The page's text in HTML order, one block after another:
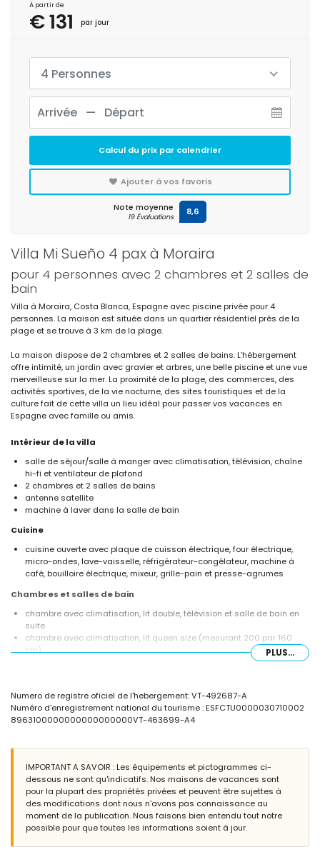
Villa Mi Sueño 4 pax à Moraira
pour 4 personnes avec 2 chambres et 2 salles de
bain
Villa à Moraira, Costa Blanca, Espagne avec piscine privée pour 4
personnes. La maison est située dans un quartier résidentiel près de la
plage et se trouve à 3 km de la plage.
La maison dispose de 2 chambres et 2 salles de bains. L'hébergement
offre intimité, un jardin avec gravier et arbres, une belle piscine et une vue
merveilleuse sur la mer. La proximité de la plage, des commerces, des
activités sportives, de la vie nocturne, des sites touristiques et de la
culture fait de cette villa un lieu idéal pour passer vos vacances en
Espagne avec famille ou amis.
Intérieur de la villa
salle de séjour/salle à manger avec climatisation, télévision, chaîne
hi-fi et ventilateur de plafond
2 chambres et 2 salles de bains
antenne satellite
machine à laver dans la salle de bain
Cuisine
cuisine ouverte avec plaque de cuisson électrique, four électrique,
micro-ondes, lave-vaisselle, réfrigérateur-congélateur, machine à
café, bouilloire électrique, mixeur, grille-pain et presse-agrumes
Chambres et salles de bain
chambre avec climatisation, lit double, télévision et salle de bain en
suite
chambre avec climatisation, lit queen size (mesurant 200 par 160
cm)
salle de bain en suite avec lavabo simple, douche, toilette et sèche-
Extérieur de la villa
terrain clôturé
jardin avec gravier, arbres, et mobilier de jardin avec transats
2 terrasses
barbecue
coin salon extérieur et coin repas extérieur
espace de stationnement privé couvert et 2 espaces de
stationnement privés
Informations complémentaires
PLUS...
Numero de registre oficiel de l'hebergement: VT-492687-A
Numéro d'enregistrement national du tourisme : ESFCTU0000030710002
8963100000000000000000VT-463699-A4
IMPORTANT A SAVOIR : Les équipements et pictogrammes ci-
dessous ne sont qu'indicatifs. Nos maisons de vacances sont
pour la plupart des propriétés privées et peuvent être sujettes à
des modifications dont nous n'avons pas connaissance au
moment de la publication. Nous faisons bien entendu tout notre
possible pour que toutes les informations soient à jour.
À partir de
€ 131 par jour
4 Personnes
Calcul du prix par calendrier
Ajouter à vos favoris
Note moyenne
19 Évaluations 8,6